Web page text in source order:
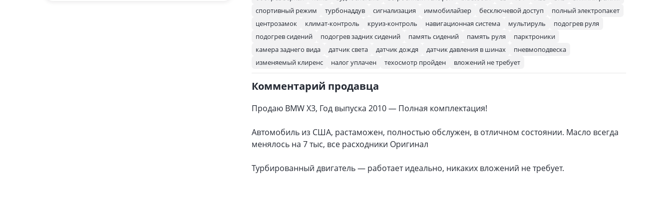
спортивный режим
турбонаддув сигнализация иммобилайзер бесключевой доступ
полный электропакет
центрозамок
климат-контроль круиз-контроль навигационная система мультируль
подогрев руля
подогрев сидений
подогрев задних сидений память сидений память руля
парктроники
камера заднего вида
датчик света датчик дождя датчик давления в шинах
пневмоподвеска
изменяемый клиренс
налог уплачен техосмотр пройден вложений не требует
Комментарий продавца
Продаю BMW Х3, Год выпуска 2010 — Полная комплектация!
Автомобиль из США, растаможен, полностью обслужен, в отличном состоянии. Масло всегда
менялось на 7 тыс, все расходники Оригинал
Турбированный двигатель — работает идеально, никаких вложений не требует.